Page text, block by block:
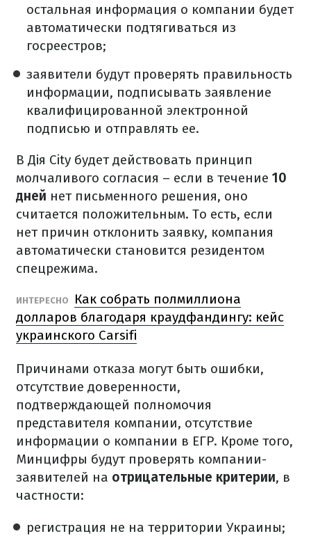
остальная информация о компании будет
автоматически подтягиваться из
госреестров;
заявители будут проверять правильность
информации, подписывать заявление
квалифицированной электронной
подписью и отправлять ее.
В Дія City будет действовать принцип
молчаливого согласия – если в течение 10
дней нет письменного решения, оно
считается положительным. То есть, если
нет причин отклонить заявку, компания
автоматически становится резидентом
спецрежима.
ИНТЕРЕСНО
Как собрать полмиллиона
долларов благодаря краудфандингу: кейс
украинского Carsifi
Причинами отказа могут быть ошибки,
отсутствие доверенности,
подтверждающей полномочия
представителя компании, отсутствие
информации о компании в ЕГР. Кроме того,
Минцифры будут проверять компании-
заявителей на отрицательные критерии, в
частности:
регистрация не на территории Украины;